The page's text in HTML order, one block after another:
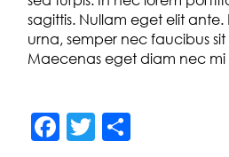
sagittis. Nullam eget elit ante.
urna, semper nec faucibus
Maecenas eget diam nec mi
F
T